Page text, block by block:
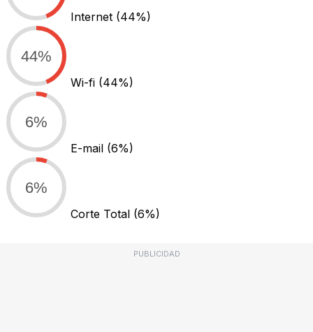
Internet (44%)
44%
Wi-fi (44%)
6%
E-mail (6%)
6%
Corte Total (6%)
PUBLICIDAD